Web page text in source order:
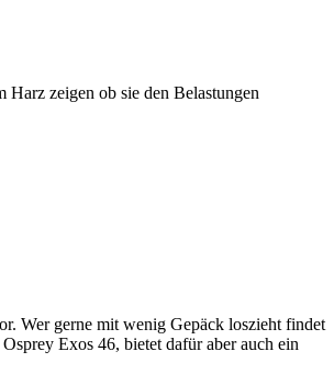
Harz zeigen ob sie den Belastungen
Wer gerne mit wenig Gepäck loszieht findet
Exos 46, bietet dafür aber auch ein